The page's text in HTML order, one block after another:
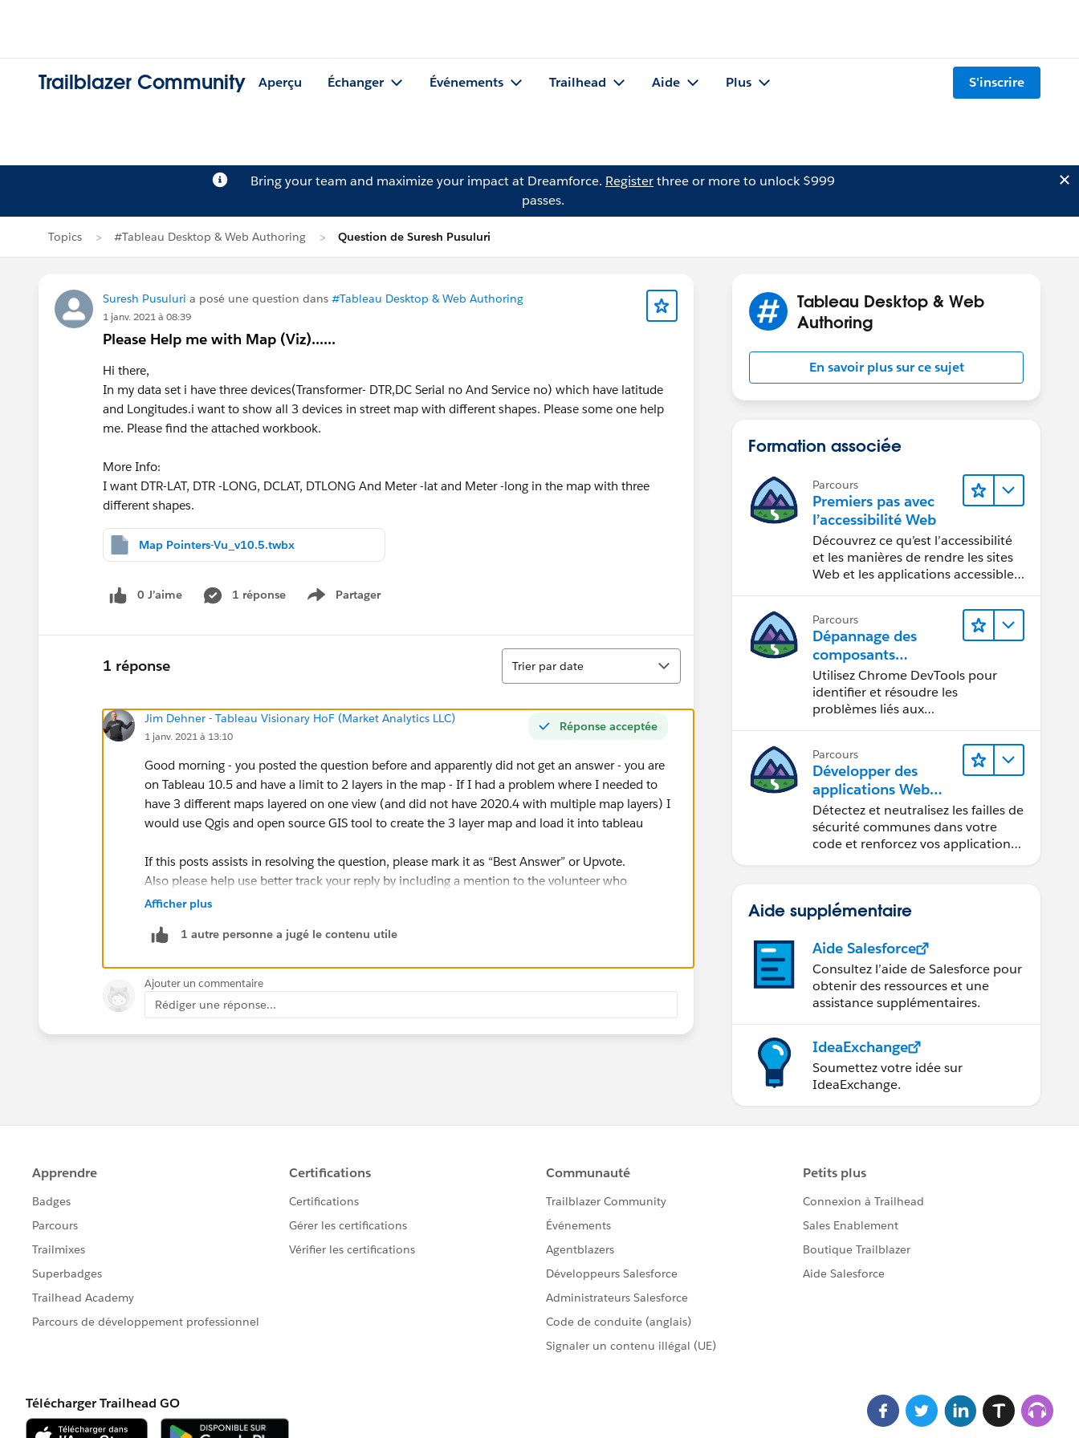
Trailblazer Community Aperçu Échanger Événements Trailhead Aide Plus S'inscrire
Bring your team and maximize your impact at Dreamforce. Registerthree or more to unlock $999
passes.
Topics #Tableau Desktop & Web Authoring Question de Suresh Pusuluri
Suresh Pusuluri a posé une question dans #Tableau Desktop & Web Authoring
1 janv. 2021 à 08:39
Please Help me with Map (Viz)......
Hi there,
In my data set i have three devices(Transformer- DTR,DC Serial no And Service no) which have latitude
and Longitudes.i want to show all 3 devices in street map with different shapes. Please some one help
me. Please find the attached workbook.
More Info:
I want DTR-LAT, DTR -LONG, DCLAT, DTLONG And Meter -lat and Meter -long in the map with three
different shapes.
Map Pointers-Vu_v10.5.twbx
0 J’aime 1 réponse Partager
Show menu
1 réponse
Tri
Trier par date
Réponse acceptée
Jim Dehner - Tableau Visionary HoF (Market Analytics LLC)
1 janv. 2021 à 13:10
Good morning - you posted the question before and apparently did not get an answer - you are
on Tableau 10.5 and have a limit to 2 layers in the map - If I had a problem where I needed to
have 3 different maps layered on one view (and did not have 2020.4 with multiple map layers) I
would use Qgis and open source GIS tool to create the 3 layer map and load it into tableau
If this posts assists in resolving the question, please mark it as “Best Answer” or Upvote.
Also please help use better track your reply by including a mention to the volunteer who
provided the answer – mine is
Jim
Afficher plus
1 autre personne a jugé le contenu utile
Ajouter un commentaire
Rédiger une réponse...
Tableau Desktop & Web
Authoring
En savoir plus sur ce sujet
Formation associée
Parcours
Premiers pas avec
l’accessibilité Web
Découvrez ce qu’est l’accessibilité
et les manières de rendre les sites
Web et les applications accessibles
Parcours
Dépannage des
composants
Web Lightning
Utilisez Chrome DevTools pour
identifier et résoudre les
problèmes liés aux
Parcours
Développer des
applications Web
sécurisées
Détectez et neutralisez les failles de
sécurité communes dans votre
code et renforcez vos applications
Aide supplémentaire
Aide Salesforce
Consultez l’aide de Salesforce pour
obtenir des ressources et une
assistance supplémentaires.
IdeaExchange
Soumettez votre idée sur
IdeaExchange.